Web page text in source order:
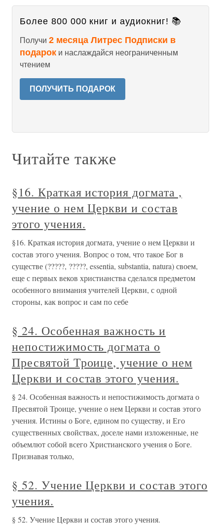
Более 800 000 книг и аудиокниг! 📚
Получи 2 месяца Литрес Подписки в
подарок и наслаждайся неограниченным
чтением
ПОЛУЧИТЬ ПОДАРОК
Читайте также
§16. Краткая история догмата ,
учение о нем Церкви и состав
этого учения.
§16. Краткая история догмата, учение о нем Церкви и
состав этого учения. Вопрос о том, что такое Бог в
существе (?????, ?????, essentia, substantia, natura) своем,
еще с первых веков христианства сделался предметом
особенного внимания учителей Церкви, с одной
стороны, как вопрос и сам по себе
§ 24. Особенная важность и
непостижимость догмата о
Пресвятой Троице, учение о нем
Церкви и состав этого учения.
§ 24. Особенная важность и непостижимость догмата о
Пресвятой Троице, учение о нем Церкви и состав этого
учения. Истины о Боге, едином по существу, и Его
существенных свойствах, доселе нами изложенные, не
объемлют собой всего Христианского учения о Боге.
Признавая только,
§ 52. Учение Церкви и состав этого
учения.
§ 52. Учение Церкви и состав этого учения.